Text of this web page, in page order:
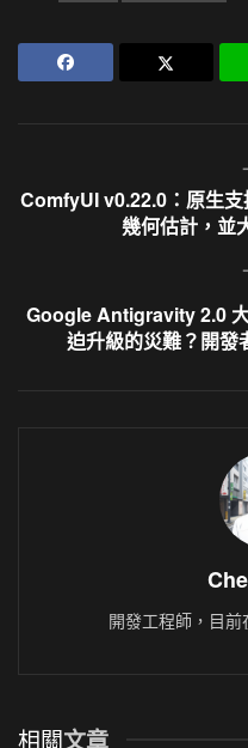
ComfyUI v0.22.0：原生
幾何估計，並
Google Antigravity 2.0
迫升級的災難？開發
開發工程師，目前
相關文章